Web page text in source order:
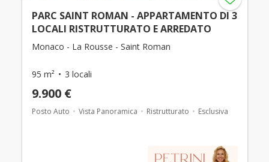
PARC SAINT ROMAN - APPARTAMENTO DI 3
LOCALI RISTRUTTURATO E ARREDATO
Monaco - La Rousse - Saint Roman
95 m² 3 locali
9.900 €
Posto Auto Vista Panoramica Ristrutturato Esclusiva